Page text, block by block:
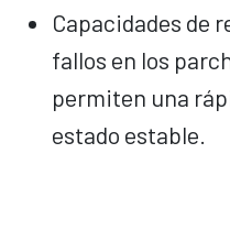
Capacidades de
fallos en los
permiten una
estado estable.